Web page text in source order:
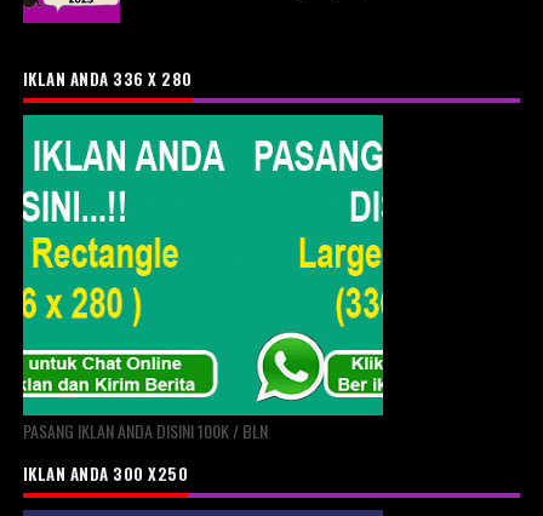
IKLAN ANDA 336 X 280
PASANG IKLAN ANDA DISINI 100K / BLN
IKLAN ANDA 300 X250